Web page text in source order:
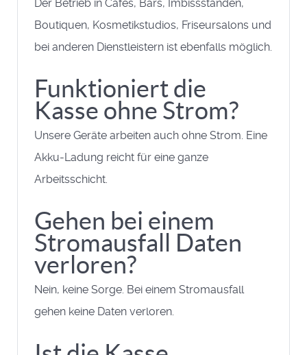
Der Betrieb in Cafés, Bars, Imbissständen,
Boutiquen, Kosmetikstudios, Friseursalons und
bei anderen Dienstleistern ist ebenfalls möglich.
Funktioniert die
Kasse ohne Strom?
Unsere Geräte arbeiten auch ohne Strom. Eine
Akku-Ladung reicht für eine ganze
Arbeitsschicht.
Gehen bei einem
Stromausfall Daten
verloren?
Nein, keine Sorge. Bei einem Stromausfall
gehen keine Daten verloren.